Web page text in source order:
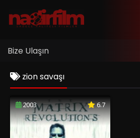
Bize Ulaşın
zion savaşı
2003 6.7